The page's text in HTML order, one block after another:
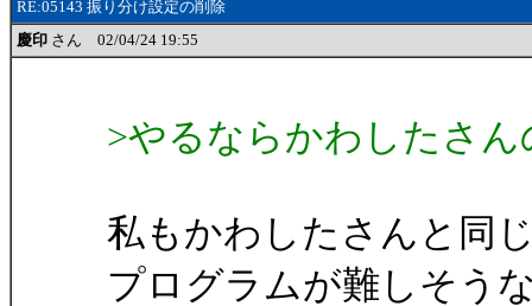
RE:05143 振り分け設定の削除
慶印 さん 02/04/24 19:55
>やるならかわしたさん
私もかわしたさんと同
プログラムが難しそう